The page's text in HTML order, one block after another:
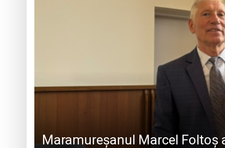
Colectivul de
ISJ Maramureș,
Gravimetrul –
Unde
VOLUNTARIAT LA
Maramureșanul Marcel